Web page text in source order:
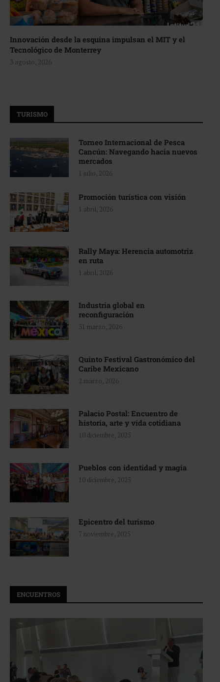
Innovación desde la esquina impulsan el MIT y el
Tecnológico de Monterrey
3 agosto, 2026
TURISMO
Torneo Internacional de Pesca
Cancún: Navegando hacia nuevos
mercados
1 julio, 2026
Promoción turística con visión
1 abril, 2026
Rally Maya: Herencia automotriz
en ruta
1 abril, 2026
Industria global en
reconfiguración
31 marzo, 2026
Quinto Festival Gastronómico del
Caribe Mexicano
2 marzo, 2026
Palacio Postal: Encuentro de
historia, arte y vida cotidiana
10 diciembre, 2025
Pueblos con identidad y magia
10 diciembre, 2025
Epicentro del turismo
7 noviembre, 2025
ENCUENTROS